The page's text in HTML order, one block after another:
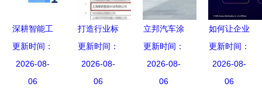
服务领域计
算机系统服
务
保险服务
奖”
深耕智能工
厂建设 激
发企业发展
新动能 科
更新时间：
2026-08-
06
打造行业标
杆 擎朗教
育入选
《2023年
更新时间：
2026-08-
06
立邦汽车涂
料荣获“培
育中国水性
化市场十大
更新时间：
2026-08-
06
如何让企业
用好云？亚
马逊云科技
助力云管理
更新时间：
2026-08-
06